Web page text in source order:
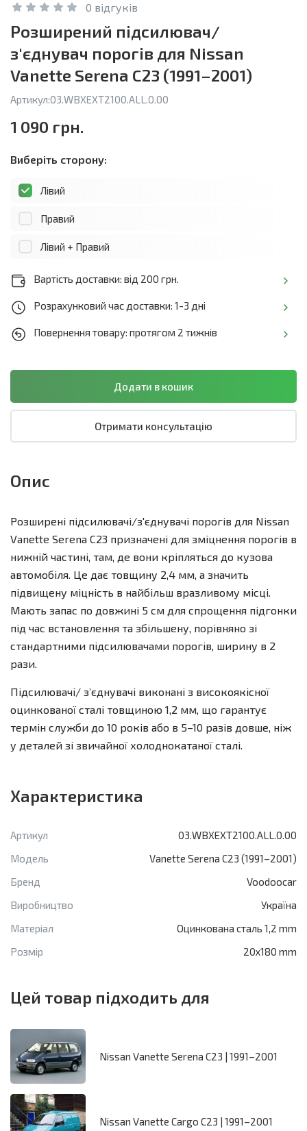
0 відгуків
Розширений підсилювач/
з'єднувач порогів для Nissan
Vanette Serena C23 (1991–2001)
Артикул:03.WBXEXT2100.ALL.0.00
1 090 грн.
Виберіть сторону:
Лівий
Правий
Лівий + Правий
Вартість доставки: від 200 грн.
Розрахунковий час доставки: 1-3 дні
Повернення товару: протягом 2 тижнів
Отримати консультацію
Опис
Розширені підсилювачі/з'єднувачі порогів для Nissan
Vanette Serena C23 призначені для зміцнення порогів в
нижній частині, там, де вони кріпляться до кузова
автомобіля. Це дає товщину 2,4 мм, а значить
підвищену міцність в найбільш вразливому місці.
Мають запас по довжині 5 см для спрощення підгонки
під час встановлення та збільшену, порівняно зі
стандартними підсилювачами порогів, ширину в 2
рази.
Підсилювачі/ зʼєднувачі виконані з високоякісної
оцинкованої сталі товщиною 1,2 мм, що гарантує
термін служби до 10 років або в 5–10 разів довше, ніж
у деталей зі звичайної холоднокатаної сталі.
Характеристика
Артикул
03.WBXEXT2100.ALL.0.00
Модель
Vanette Serena C23 (1991–2001)
Бренд
Voodoocar
Виробництво
Україна
Матеріал
Оцинкована сталь 1,2 mm
Розмір
20x180 mm
Цей товар підходить для
Nissan Vanette Serena C23 | 1991–2001
Nissan Vanette Cargo C23 | 1991–2001